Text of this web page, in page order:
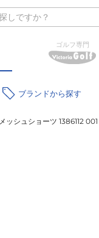
ゴルフ専門
ブランド
メッシュショーツ 1386112 001